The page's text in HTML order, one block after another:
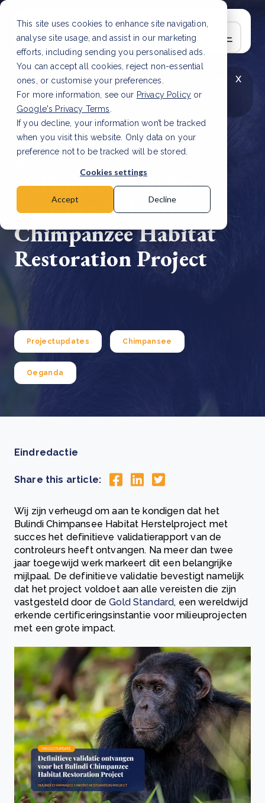
This site uses cookies to enhance site navigation,
analyse site usage, and assist in our marketing
efforts, including sending you personalised ads.
You can accept all cookies, reject non-essential
ones, or customise your preferences.
For more information, see our Privacy Policy or
Google's Privacy Terms
If you decline, your information won’t be tracked
when you visit this website. Only data on your
preference not to be tracked will be stored.
Cookies settings
Accept Decline
x
LAATSTE ARTIKEL
CSRD en uw positie als
leverancier: wat verandert er in 2026?Lees
artikel
Definitieve validatie
voor het Bulindi
Chimpanzee Habitat
Restoration Project
Projectupdates Chimpansee
Oeganda
Eindredactie
Share this article:
Wij zijn verheugd om aan te kondigen dat het
Bulindi Chimpansee Habitat Herstelproject met
succes het definitieve validatierapport van de
controleurs heeft ontvangen. Na meer dan twee
jaar toegewijd werk markeert dit een belangrijke
mijlpaal. De definitieve validatie bevestigt namelijk
dat het project voldoet aan alle vereisten die zijn
vastgesteld door deGold Standard, een wereldwijd
erkende certificeringsinstantie voor milieuprojecten
met een grote impact.